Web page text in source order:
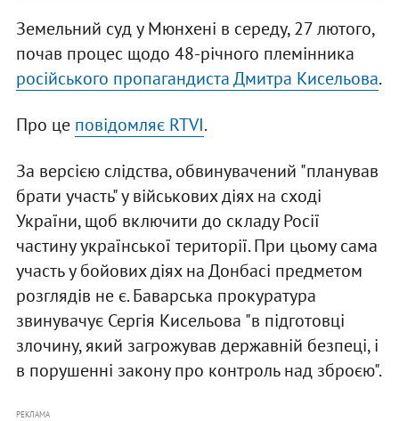
Земельний суд у Мюнхені в середу, 27 лютого,
почав процес щодо 48-річного племінника
російського пропагандиста Дмитра Кисельова.
Про це повідомляє RTVI.
За версією слідства, обвинувачений "планував
брати участь" у військових діях на сході
України, щоб включити до складу Росії
частину української території. При цьому сама
участь у бойових діях на Донбасі предметом
розглядів не є. Баварська прокуратура
звинувачує Сергія Кисельова "в підготовці
злочину, який загрожував державній безпеці, і
в порушенні закону про контроль над зброєю".
РЕКЛАМА